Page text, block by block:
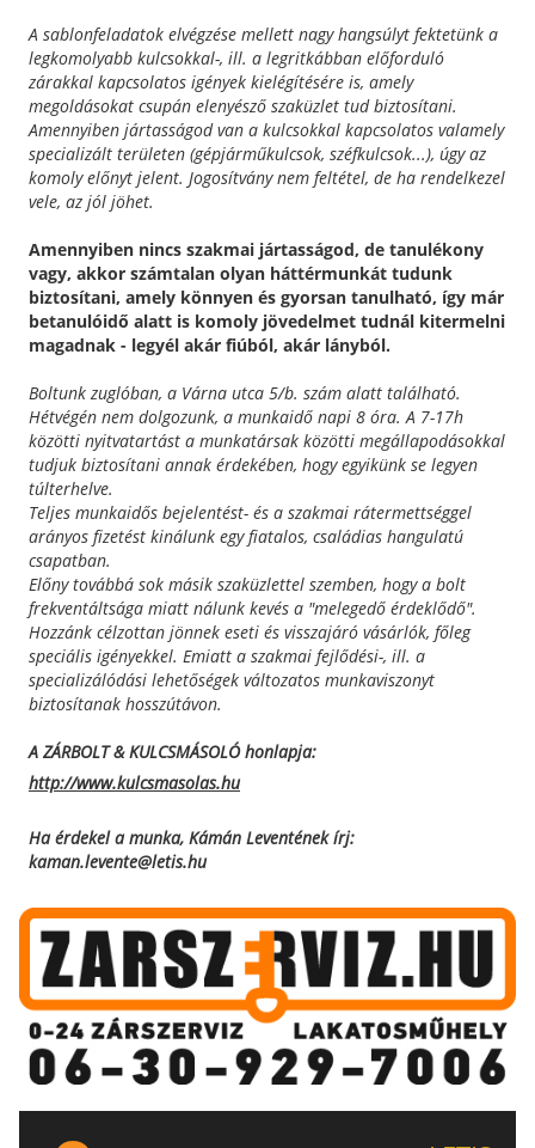
A sablonfeladatok elvégzése mellett nagy hangsúlyt fektetünk a
legkomolyabb kulcsokkal-, ill. a legritkábban előforduló
zárakkal kapcsolatos igények kielégítésére is, amely
megoldásokat csupán elenyésző szaküzlet tud biztosítani.
Amennyiben jártasságod van a kulcsokkal kapcsolatos valamely
specializált területen (gépjárműkulcsok, széfkulcsok...), úgy az
komoly előnyt jelent. Jogosítvány nem feltétel, de ha rendelkezel
vele, az jól jöhet.
Amennyiben nincs szakmai jártasságod, de tanulékony
vagy, akkor számtalan olyan háttérmunkát tudunk
biztosítani, amely könnyen és gyorsan tanulható, így már
betanulóidő alatt is komoly jövedelmet tudnál kitermelni
magadnak - legyél akár fiúból, akár lányból.
Boltunk zuglóban, a Várna utca 5/b. szám alatt található.
Hétvégén nem dolgozunk, a munkaidő napi 8 óra. A 7-17h
közötti nyitvatartást a munkatársak közötti megállapodásokkal
tudjuk biztosítani annak érdekében, hogy egyikünk se legyen
túlterhelve.
Teljes munkaidős bejelentést- és a szakmai rátermettséggel
arányos fizetést kinálunk egy fiatalos, családias hangulatú
csapatban.
Előny továbbá sok másik szaküzlettel szemben, hogy a bolt
frekventáltsága miatt nálunk kevés a "melegedő érdeklődő".
Hozzánk célzottan jönnek eseti és visszajáró vásárlók, főleg
speciális igényekkel. Emiatt a szakmai fejlődési-, ill. a
specializálódási lehetőségek változatos munkaviszonyt
biztosítanak hosszútávon.
A ZÁRBOLT & KULCSMÁSOLÓ honlapja:
http://www.kulcsmasolas.hu
Ha érdekel a munka, Kámán Leventének írj:
kaman.levente@letis.hu